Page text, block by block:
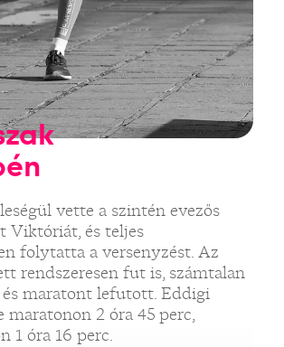
vette a szintén evezős
Viktóriát, és teljes
folytatta a versenyzést. Az
rendszeresen fut is, számtalan
maratont lefutott. Eddigi
maratonon 2 óra 45 perc,
1 óra 16 perc.